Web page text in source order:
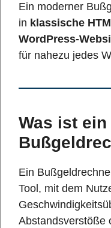
Ein moderner
in klassische
WordPress-
für nahezu jedes
Was ist ein
Ein
Tool, mit dem
Abstandsverstöße